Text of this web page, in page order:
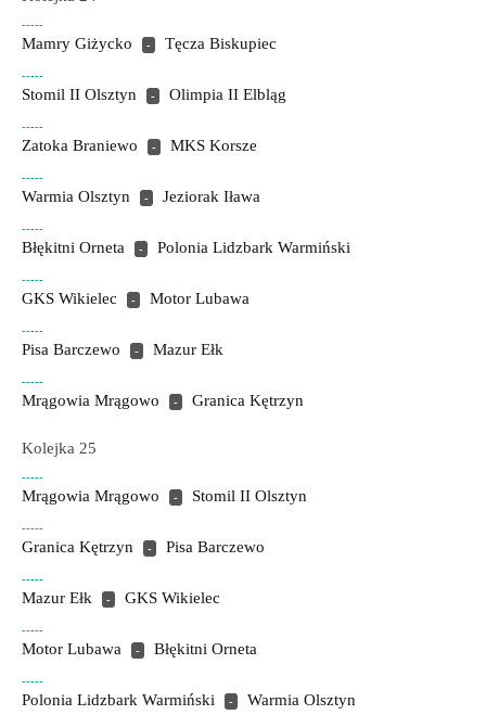
-----
Mamry Giżycko - Tęcza Biskupiec
-----
Stomil II Olsztyn - Olimpia II Elbląg
-----
Zatoka Braniewo - MKS Korsze
-----
Warmia Olsztyn - Jeziorak Iława
-----
Błękitni Orneta - Polonia Lidzbark Warmiński
-----
GKS Wikielec - Motor Lubawa
-----
Pisa Barczewo - Mazur Ełk
-----
Mrągowia Mrągowo - Granica Kętrzyn
Kolejka 25
-----
Mrągowia Mrągowo - Stomil II Olsztyn
-----
Granica Kętrzyn - Pisa Barczewo
-----
Mazur Ełk - GKS Wikielec
-----
Motor Lubawa - Błękitni Orneta
-----
Polonia Lidzbark Warmiński - Warmia Olsztyn